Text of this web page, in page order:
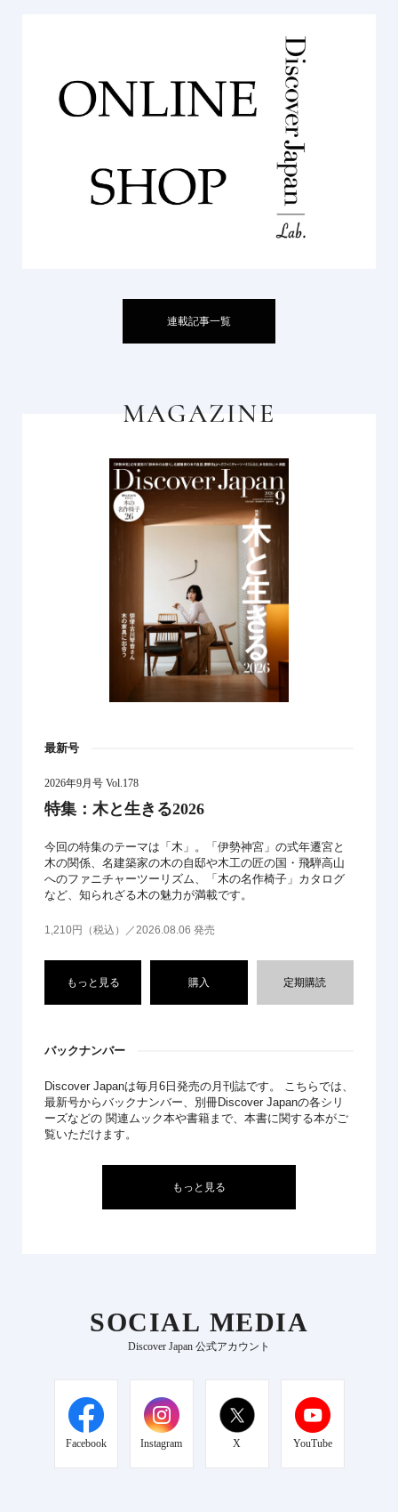
連載記事一覧
MAGAZINE
最新号
2026年9月号 Vol.178
特集：木と生きる2026
今回の特集のテーマは「木」。「伊勢神宮」の式年遷宮と
木の関係、名建築家の木の自邸や木工の匠の国・飛騨高山
へのファニチャーツーリズム、「木の名作椅子」カタログ
など、知られざる木の魅力が満載です。
1,210円（税込）／2026.08.06 発売
もっと見る 購入 定期購読
バックナンバー
Discover Japanは毎月6日発売の月刊誌です。 こちらでは、
最新号からバックナンバー、別冊Discover Japanの各シリ
ーズなどの 関連ムック本や書籍まで、本書に関する本がご
覧いただけます。
もっと見る
SOCIAL MEDIA
Discover Japan 公式アカウント
Facebook Instagram X YouTube